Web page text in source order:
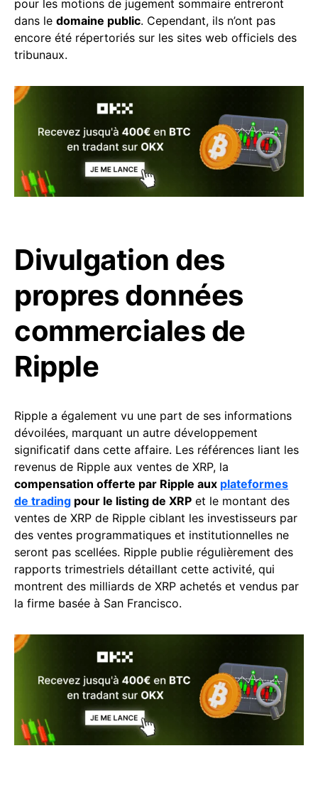
pour les motions de jugement sommaire entreront
dans le domaine public. Cependant, ils n’ont pas
encore été répertoriés sur les sites web officiels des
tribunaux.
Divulgation des
propres données
commerciales de
Ripple
Ripple a également vu une part de ses informations
dévoilées, marquant un autre développement
significatif dans cette affaire. Les références liant les
revenus de Ripple aux ventes de XRP, la
compensation offerte par Ripple aux plateformes
de trading pour le listing de XRP et le montant des
ventes de XRP de Ripple ciblant les investisseurs par
des ventes programmatiques et institutionnelles ne
seront pas scellées. Ripple publie régulièrement des
rapports trimestriels détaillant cette activité, qui
montrent des milliards de XRP achetés et vendus par
la firme basée à San Francisco.